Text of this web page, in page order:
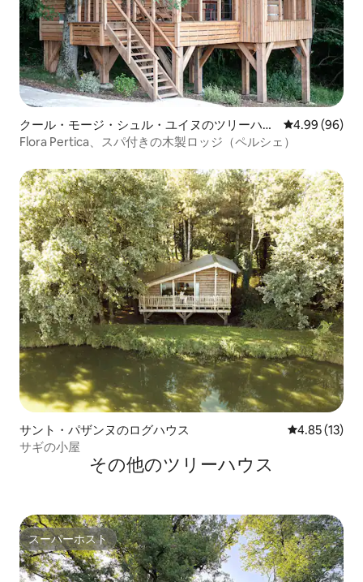
クール・モージ・シュル・ユイヌのツリーハウ
ス
レビュー96件
4.99 (96)
Flora Pertica、スパ付きの木製ロッジ（ペルシェ）
サント・パザンヌのログハウス レビュー13
4.85 (13)
サギの小屋
その他のツリーハウス
スーパーホスト
スーパーホスト